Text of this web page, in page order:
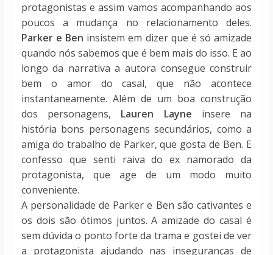
protagonistas e assim vamos acompanhando aos
poucos a mudança no relacionamento deles.
Parker e Ben insistem em dizer que é só amizade
quando nós sabemos que é bem mais do isso. E ao
longo da narrativa a autora consegue construir
bem o amor do casal, que não acontece
instantaneamente. Além de um boa construção
dos personagens, Lauren Layne insere na
história bons personagens secundários, como a
amiga do trabalho de Parker, que gosta de Ben. E
confesso que senti raiva do ex namorado da
protagonista, que age de um modo muito
conveniente.
A personalidade de Parker e Ben são cativantes e
os dois são ótimos juntos. A amizade do casal é
sem dúvida o ponto forte da trama e gostei de ver
a protagonista ajudando nas inseguranças de